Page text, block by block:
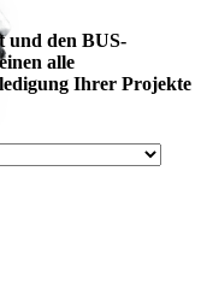
und den BUS-
alle
Ihrer Projekte